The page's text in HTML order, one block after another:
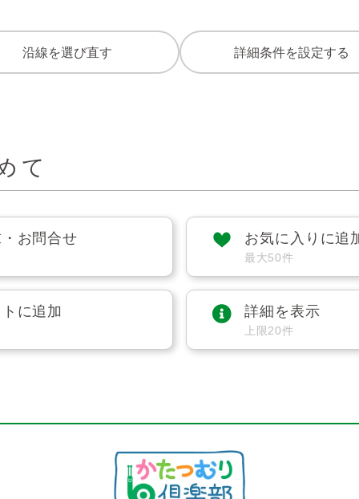
沿線を選び直す 詳細条件を設定する
て
お問合せ お気に入りに追
最大50件
に追加 詳細を表示
上限20件